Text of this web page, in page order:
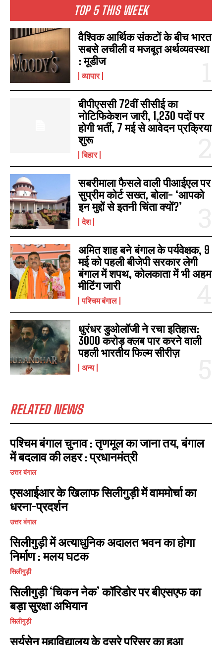
I WANT IN
I've read and accept the
TOP 5 THIS WEEK
वैश्विक आर्थिक संकटों के बीच भारत
सबसे लचीली व मजबूत अर्थव्यवस्था
: मूडीज
व्यापार
बीपीएससी 72वीं सीसीई का
नोटिफिकेशन जारी, 1,230 पदों पर
होगी भर्ती, 7 मई से आवेदन प्रक्रिया
शुरू
बिहार
सबरीमाला फैसले वाली पीआईएल पर
सुप्रीम कोर्ट सख्त, बोला- ‘आपको
इन मुद्दों से इतनी चिंता क्यों?’
देश
अमित शाह बने बंगाल के पर्यवेक्षक, 9
मई को पहली बीजेपी सरकार लेगी
बंगाल में शपथ, कोलकाता में भी अहम
मीटिंग जारी
पश्चिम बंगाल
धुरंधर डुओलॉजी ने रचा इतिहास:
3000 करोड़ क्लब पार करने वाली
पहली भारतीय फिल्म सीरीज़
अन्य
RELATED NEWS
पश्चिम बंगाल चुनाव : तृणमूल का जाना तय, बंगाल
में बदलाव की लहर : प्रधानमंत्री
उत्तर बंगाल
एसआईआर के खिलाफ सिलीगुड़ी में वाममोर्चा का
धरना-प्रदर्शन
उत्तर बंगाल
सिलीगुड़ी में अत्याधुनिक अदालत भवन का होगा
निर्माण : मलय घटक
सिलीगुड़ी
सिलीगुड़ी ‘चिकन नेक’ कॉरिडोर पर बीएसएफ का
बड़ा सुरक्षा अभियान
सिलीगुड़ी
सूर्यसेन महाविद्यालय के दूसरे परिसर का हुआ